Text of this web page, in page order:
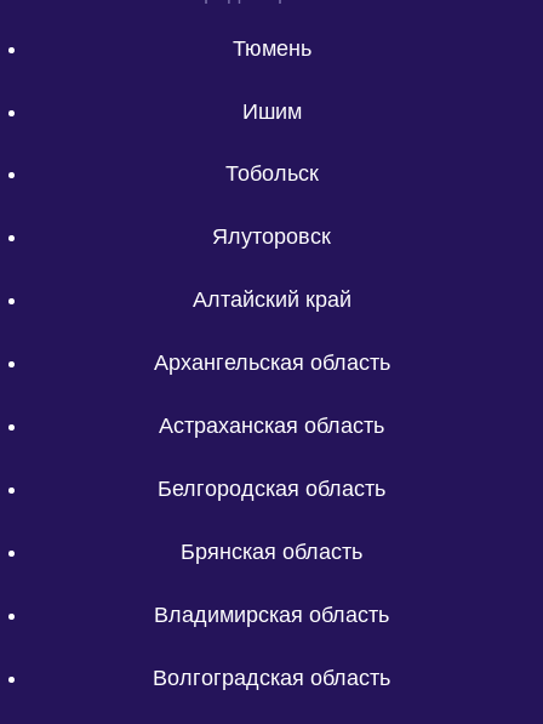
Тюмень
Ишим
Тобольск
Ялуторовск
Алтайский край
Архангельская область
Астраханская область
Белгородская область
Брянская область
Владимирская область
Волгоградская область